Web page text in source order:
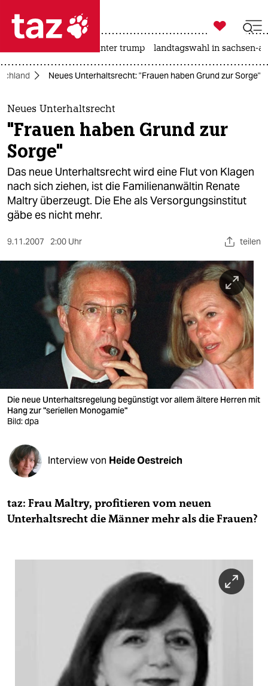
 taz zahl ich
taz zahl ich
themen
politik
öko
gesellschaft
kultur
sport
berlin
wahrheit
veranstaltungen
shop
fragen & hilfe
unterstützen
genossenschaft

taz zahl ich
usa unter trump landtagswahl in sachsen-
Neues Unterhaltsrecht: "Frauen haben Grund zur Sorge"
Neues Unterhaltsrecht
"Frauen haben Grund zur
Sorge"
Das neue Unterhaltsrecht wird eine Flut von Klagen
nach sich ziehen, ist die Familienanwältin Renate
Maltry überzeugt. Die Ehe als Versorgungsinstitut
gäbe es nicht mehr.
9.11.2007 2:00 Uhr teilen
Die neue Unterhaltsregelung begünstigt vor allem ältere Herren mit
Hang zur "seriellen Monogamie"
Bild: dpa
Interview von Heide Oestreich
taz: Frau Maltry, profitieren vom neuen
Unterhaltsrecht die Männer mehr als die Frauen?